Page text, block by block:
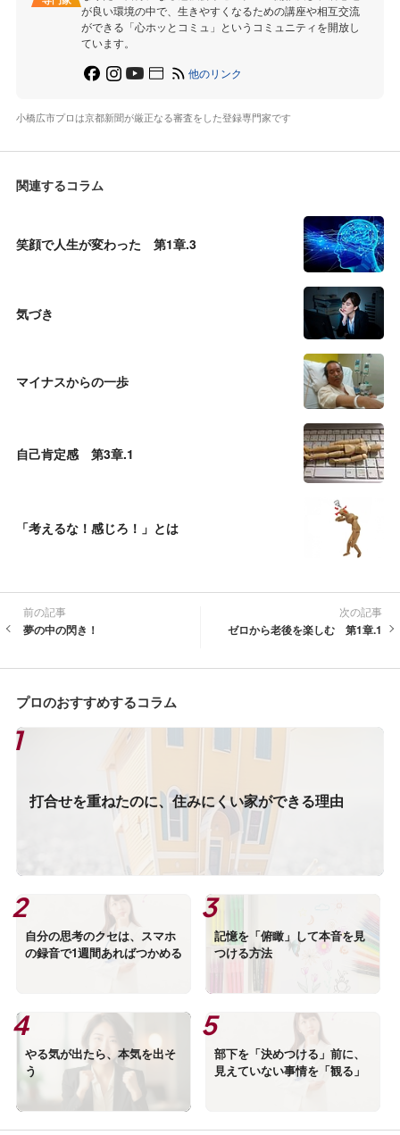
が良い環境の中で、生きやすくなるための講座や相互交流
ができる「心ホッとコミュ」というコミュニティを開放し
ています。
他のリンク
小橋広市プロは京都新聞が厳正なる審査をした登録専門家です
関連するコラム
笑顔で人生が変わった 第1章.3
気づき
マイナスからの一歩
自己肯定感 第3章.1
「考えるな！感じろ！」とは
前の記事
夢の中の閃き！
次の記事
ゼロから老後を楽しむ 第1章.1
プロのおすすめするコラム
打合せを重ねたのに、住みにくい家ができる理由
自分の思考のクセは、スマホ
の録音で1週間あればつかめる
記憶を「俯瞰」して本音を見
つける方法
やる気が出たら、本気を出そ
う
部下を「決めつける」前に、
見えていない事情を「観る」